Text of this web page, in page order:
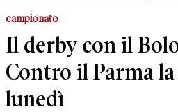
campionato
Il derby con il
Contro il Parma
lunedì